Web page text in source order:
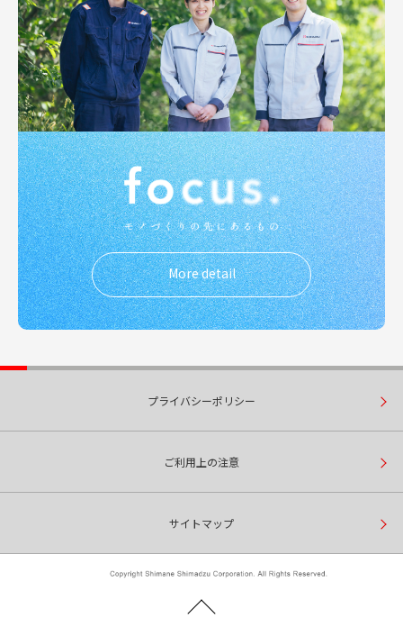
More detail
プライバシーポリシー
ご利用上の注意
サイトマップ